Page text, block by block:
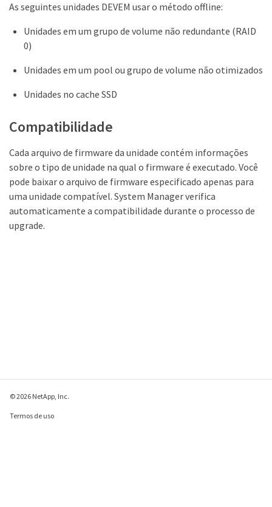
As seguintes unidades DEVEM usar o método offline:
Unidades em um grupo de volume não redundante (RAID
0)
Unidades em um pool ou grupo de volume não otimizados
Unidades no cache SSD
Compatibilidade
Cada arquivo de firmware da unidade contém informações
sobre o tipo de unidade na qual o firmware é executado. Você
pode baixar o arquivo de firmware especificado apenas para
uma unidade compatível. System Manager verifica
automaticamente a compatibilidade durante o processo de
upgrade.
© 2026 NetApp, Inc.
Termos de uso